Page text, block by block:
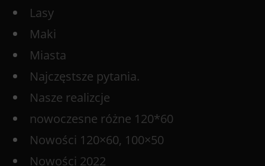
Lasy
Maki
Miasta
Najczęstsze pytania.
Nasze realizcje
nowoczesne różne 120*60
Nowości 120×60, 100×50
Nowości 2022